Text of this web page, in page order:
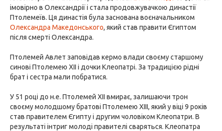
імовірно в Олександрії і стала продовжувачкою династії
Птолемеїв. Ця династія була заснована воєначальником
Олександра Македонського, який став правити Єгиптом
після смерті Олександра.
Птолемей Авлет заповідав кермо влади своєму старшому
синові Птолемею XII і дочки Клеопатрі. За традицією рідні
брат і сестра мали побратися.
У 51 році до н.е. Птолемей XII вмирає, залишаючи трон
своєму молодшому братові Птолемею XIII, який у віці 9 років
став правителем Єгипту і другим чоловіком Клеопатри. В
результаті інтриг молоді правителі сваряться. Клеопатра